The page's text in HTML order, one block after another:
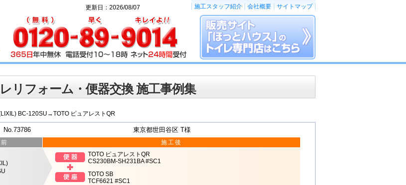
リフォーム・便器交換 施工事例集
BC-120SU→TOTO ピュアレストQR
No.73786 東京都世田谷区 T様
施工後
TOTO ピュアレストQR
CS230BM-SH231BA #SC1
TOTO SB
TCF6621 #SC1
更新日：2026/08/07 施工スタッフ紹介 会社概要 サイトマップ